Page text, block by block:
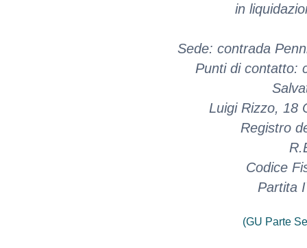
in
Sede: contrada
Punti di contatto:
Luigi Rizzo, 18
Registro
Codice
Partita
(GU Parte